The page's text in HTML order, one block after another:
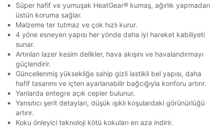
Kapat
Süper hafif ve yumuşak HeatGear® kumaş, ağırlık yapmadan
üstün koruma sağlar.
Malzeme ter tutmaz ve çok hızlı kurur.
4 yöne esneyen yapısı her yönde daha iyi hareket kabiliyeti
sunar.
Artırılan lazer kesim delikler, hava akışını ve havalandırmayı
güçlendirir.
Güncellenmiş yüksekliğe sahip gizli lastikli bel yapısı, daha
hafif tasarımı ve içten ayarlanabilir bağcığıyla konforu artırır.
Yanlarda entegre açık cepler bulunur.
Yansıtıcı şerit detayları, düşük ışıklı koşulardaki görünürlüğü
artırır.
Koku önleyici teknoloji kötü kokuları en aza indirir.
Kapat
Sms
E-mail
Çağrı Merkezi / Arama
Aksesuar Ticaret A.Ş. bünyesinde yer alan
markalara ait ürünlerin bana özel pazarlanması ve
Doğuş Grubu şirketlerinde bulunan pazarlama
verilerimin kişiselleştirilmiş reklamcılık faaliyeti
amacıyla işlenmesini kabul ediyorum.
Kimlik, iletişim ve müşteri işlem verilerimin alınan
dışında bulunması sebebiyle yurt dışında mukim